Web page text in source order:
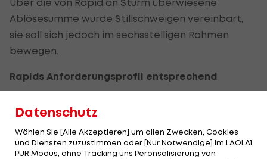
Ablösesumme wurde Stillschweigen vereinbart,
sie soll sich jedoch im sechsstelligen Rahmen
bewegen.
Rapids Anforderungsprofil entsprechend
schließt jene Lücke, die sich durch den Verkauf von
Boyd geöffnet hatte.
Datenschutz
Wählen Sie [Alle Akzeptieren] um allen Zwecken, Cookies
und Diensten zuzustimmen oder [Nur Notwendige] im LAOLA1
PUR Modus, ohne Tracking uns Peronsalisierung von